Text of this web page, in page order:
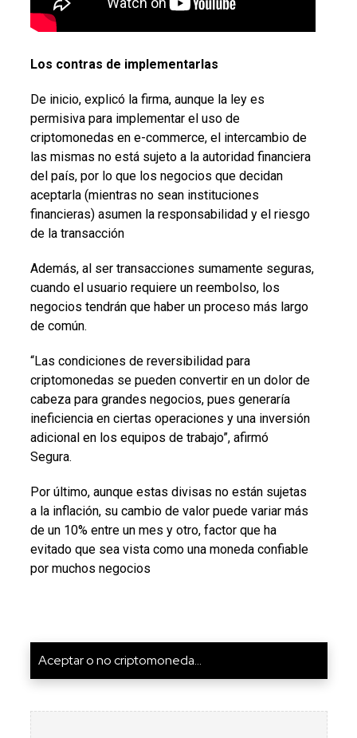
Los contras de implementarlas
De inicio, explicó la firma, aunque la ley es
permisiva para implementar el uso de
criptomonedas en e-commerce, el intercambio de
las mismas no está sujeto a la autoridad financiera
del país, por lo que los negocios que decidan
aceptarla (mientras no sean instituciones
financieras) asumen la responsabilidad y el riesgo
de la transacción
Además, al ser transacciones sumamente seguras,
cuando el usuario requiere un reembolso, los
negocios tendrán que haber un proceso más largo
de común.
“Las condiciones de reversibilidad para
criptomonedas se pueden convertir en un dolor de
cabeza para grandes negocios, pues generaría
ineficiencia en ciertas operaciones y una inversión
adicional en los equipos de trabajo”, afirmó
Segura.
Por último, aunque estas divisas no están sujetas
a la inflación, su cambio de valor puede variar más
de un 10% entre un mes y otro, factor que ha
evitado que sea vista como una moneda confiable
por muchos negocios
Aceptar o no criptomoneda...